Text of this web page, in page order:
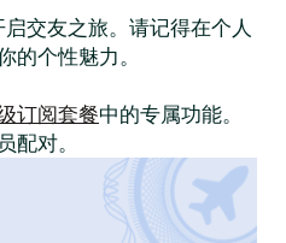
启交友之旅。请记得在个人
的个性魅力。
订阅套餐中的专属功能。
配对。